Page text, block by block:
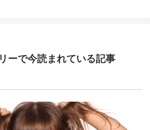
ーで今読まれている記事